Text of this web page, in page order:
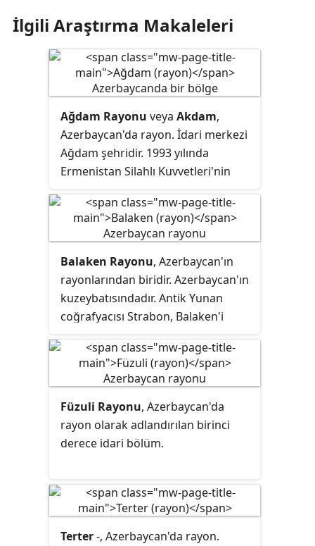
İlgili Araştırma Makaleleri
Ağdam Rayonu veya Akdam,
Azerbaycan'da rayon. İdari merkezi
Ağdam şehridir. 1993 yılında
Ermenistan Silahlı Kuvvetleri'nin
tarafından bir kısmı işgal edilmiştir.
İşgal sonradı rayonun merkezi,
Ağdam şehrinden geçici olarak
Kuzanlı köyüne alınmıştır.
Balaken Rayonu, Azerbaycan'ın
rayonlarından biridir. Azerbaycan'ın
kuzeybatısındadır. Antik Yunan
coğrafyacısı Strabon, Balaken'i
Füzuli Rayonu, Azerbaycan'da
rayon olarak adlandırılan birinci
derece idari bölüm.
Terter-, Azerbaycan'da rayon.